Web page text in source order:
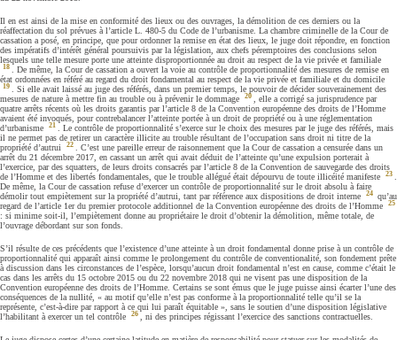
Il en est ainsi de la mise en conformité des lieux ou des ouvrages, la démolition de ces derniers ou la
réaffectation du sol prévues à l’article L. 480-5 du Code de l’urbanisme. La chambre criminelle de la Cour de
cassation a posé, en principe, que pour ordonner la remise en état des lieux, le juge doit répondre, en fonction
des impératifs d’intérêt général poursuivis par la législation, aux chefs péremptoires des conclusions selon
lesquels une telle mesure porte une atteinte disproportionnée au droit au respect de la vie privée et familiale
18
. De même, la Cour de cassation a ouvert la voie au contrôle de proportionnalité des mesures de remise en
état ordonnées en référé au regard du droit fondamental au respect de la vie privée et familiale et du domicile
19
. Si elle avait laissé au juge des référés, dans un premier temps, le pouvoir de décider souverainement des
mesures de nature à mettre fin au trouble ou à prévenir le dommage
20
, elle a corrigé sa jurisprudence par
quatre arrêts récents où les droits garantis par l’article 8 de la Convention européenne des droits de l’Homme
avaient été invoqués, pour contrebalancer l’atteinte portée à un droit de propriété ou à une réglementation
d’urbanisme
21
. Le contrôle de proportionnalité s’exerce sur le choix des mesures par le juge des référés, mais
il ne permet pas de retirer un caractère illicite au trouble résultant de l’occupation sans droit ni titre de la
propriété d’autrui
22
. C’est une pareille erreur de raisonnement que la Cour de cassation a censurée dans un
arrêt du 21 décembre 2017, en cassant un arrêt qui avait déduit de l’atteinte qu’une expulsion porterait à
l’exercice, par des squatters, de leurs droits consacrés par l’article 8 de la Convention de sauvegarde des droits
de l’Homme et des libertés fondamentales, que le trouble allégué était dépourvu de toute illicéité manifeste
23
De même, la Cour de cassation refuse d’exercer un contrôle de proportionnalité sur le droit absolu à faire
démolir tout empiètement sur la propriété d’autrui, tant par référence aux dispositions de droit interne
24 qu’au
regard de l’article 1er du premier protocole additionnel de la Convention européenne des droits de l’Homme
25
: si minime soit-il, l’empiètement donne au propriétaire le droit d’obtenir la démolition, même totale, de
l’ouvrage débordant sur son fonds.
S’il résulte de ces précédents que l’existence d’une atteinte à un droit fondamental donne prise à un contrôle de
proportionnalité qui apparaît ainsi comme le prolongement du contrôle de conventionalité, son fondement prête
à discussion dans les circonstances de l’espèce, lorsqu’aucun droit fondamental n’est en cause, comme c’était le
cas dans les arrêts du 15 octobre 2015 ou du 22 novembre 2018 qui ne visent pas une disposition de la
Convention européenne des droits de l’Homme. Certains se sont émus que le juge puisse ainsi écarter l’une des
conséquences de la nullité, « au motif qu’elle n’est pas conforme à la proportionnalité telle qu’il se la
représente, c’est-à-dire par rapport à ce qui lui paraît équitable », sans le soutien d’une disposition législative
l’habilitant à exercer un tel contrôle
26 , ni des principes régissant l’exercice des sanctions contractuelles.